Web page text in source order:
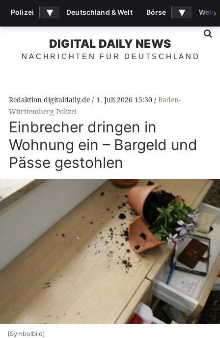
DIGITAL DAILY NEWS
NACHRICHTEN FÜR DEUTSCHLAND
Redaktion digitaldaily.de 1. Juli 2026 15:30
Baden-
Württemberg Polizei
Einbrecher dringen in
Wohnung ein – Bargeld und
Pässe gestohlen
(Symbolbild)
Polizei ▾ Deutschland & Welt Börse ▾ ›